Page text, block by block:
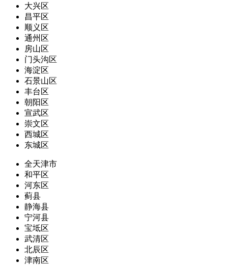
大兴区
昌平区
顺义区
通州区
房山区
门头沟区
海淀区
石景山区
丰台区
朝阳区
宣武区
崇文区
西城区
东城区
全天津市
和平区
河东区
蓟县
静海县
宁河县
宝坻区
武清区
北辰区
津南区